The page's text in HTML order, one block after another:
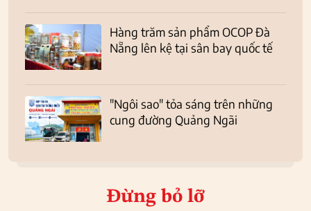
Hàng trăm sản phẩm OCOP Đà
Nẵng lên kệ tại sân bay quốc tế
"Ngôi sao" tỏa sáng trên những
cung đường Quảng Ngãi
Đừng bỏ lỡ